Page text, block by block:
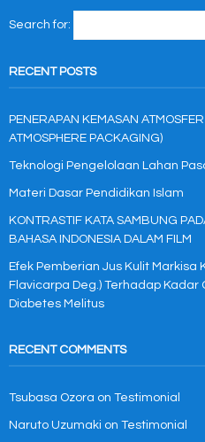
Search for:
RECENT POSTS
PENERAPAN KEMASAN
ATMOSPHERE PACKAGING)
Teknologi Pengelolaan Lahan
Materi Dasar Pendidikan Islam
KONTRASTIF KATA SAMBUNG
BAHASA INDONESIA DALAM FILM
Efek Pemberian Jus Kulit Markisa
Flavicarpa Deg.) Terhadap Kadar
Diabetes Melitus
RECENT COMMENTS
Tsubasa Ozora on Testimonial
Naruto Uzumaki on Testimonial